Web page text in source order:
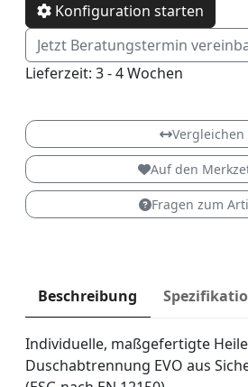
Konfiguration starten
Jetzt Beratungstermin
Lieferzeit: 3 - 4 Wochen
EVO
Vergleichen
Auf den
Fragen zum
Beschreibung
Individuelle, maßgefertigte
Duschabtrennung EVO aus